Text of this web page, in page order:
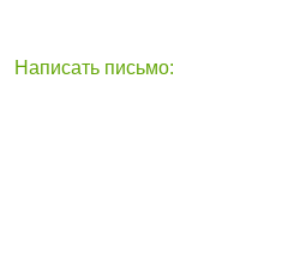
Написать письмо: